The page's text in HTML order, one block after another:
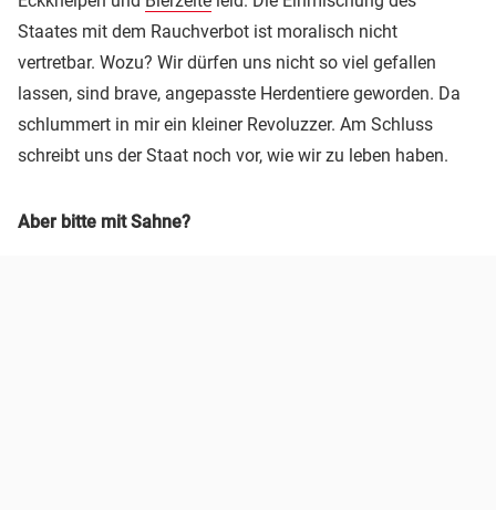
Staates mit dem Rauchverbot ist moralisch nicht
vertretbar. Wozu? Wir dürfen uns nicht so viel gefallen
lassen, sind brave, angepasste Herdentiere geworden. Da
schlummert in mir ein kleiner Revoluzzer. Am Schluss
schreibt uns der Staat noch vor, wie wir zu leben haben.
Aber bitte mit Sahne?